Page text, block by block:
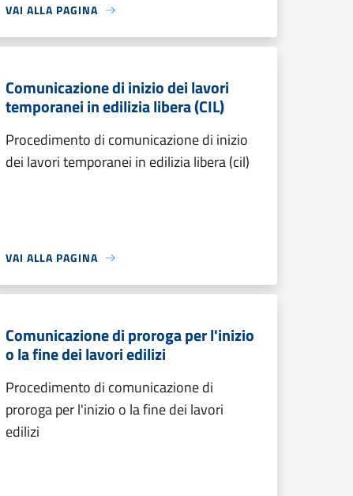
VAI ALLA PAGINA
Comunicazione di inizio dei lavori
temporanei in edilizia libera (CIL)
Procedimento di comunicazione di inizio
dei lavori temporanei in edilizia libera (cil)
VAI ALLA PAGINA
Comunicazione di proroga per l'inizio
o la fine dei lavori edilizi
Procedimento di comunicazione di
proroga per l'inizio o la fine dei lavori
edilizi